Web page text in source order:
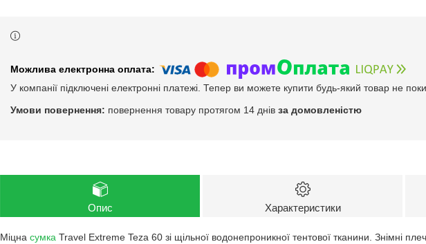
У компанії підключені електронні платежі. Тепер ви можете купити будь-який товар не
повернення товару протягом 14 днів за домовленістю
Опис Характеристики
Міцна сумка Travel Extreme Teza 60 зі щільної водонепроникної тентової тканини. Знімні